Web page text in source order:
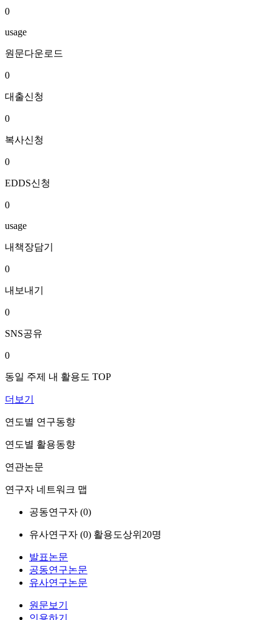
0
usage
원문다운로드
0
대출신청
0
복사신청
0
EDDS신청
0
usage
내책장담기
0
내보내기
0
SNS공유
0
동일 주제 내 활용도 TOP
더보기
연도별 연구동향
연도별 활용동향
연관논문
연구자 네트워크 맵
공동연구자 (0)
유사연구자 (0) 활용도상위20명
발표논문
공동연구논문
유사연구논문
원문보기
인용하기